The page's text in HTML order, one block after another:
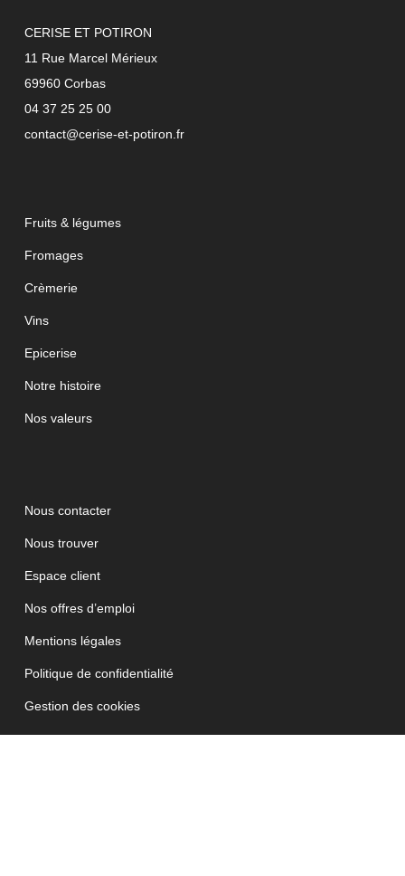
CERISE ET POTIRON
11 Rue Marcel Mérieux
69960 Corbas
04 37 25 25 00
contact@cerise-et-potiron.fr
Fruits & légumes
Fromages
Crèmerie
Vins
Epicerise
Notre histoire
Nos valeurs
Nous contacter
Nous trouver
Espace client
Nos offres d’emploi
Mentions légales
Politique de confidentialité
Gestion des cookies